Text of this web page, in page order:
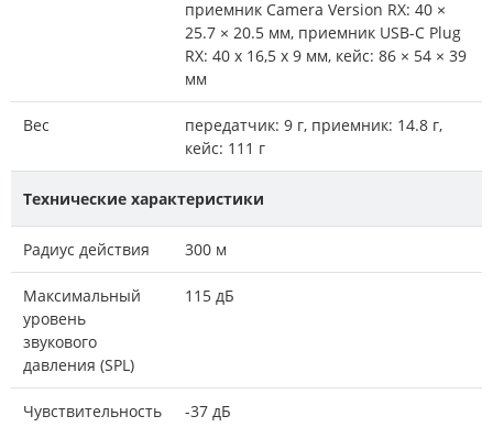
приемник Camera Version RX: 40 ×
25.7 × 20.5 мм, приемник USB-C Plug
RX: 40 х 16,5 х 9 мм, кейс: 86 × 54 × 39
мм
Вес
передатчик: 9 г, приемник: 14.8 г,
кейс: 111 г
Технические характеристики
Радиус действия 300 м
Максимальный
уровень
звукового
давления (SPL)
115 дБ
Чувствительность -37 дБ